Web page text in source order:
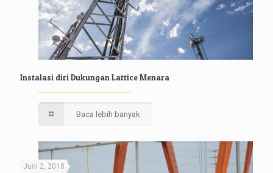
Instalasi diri Dukungan Lattice Menara
Baca lebih banyak
Juni 2, 2018